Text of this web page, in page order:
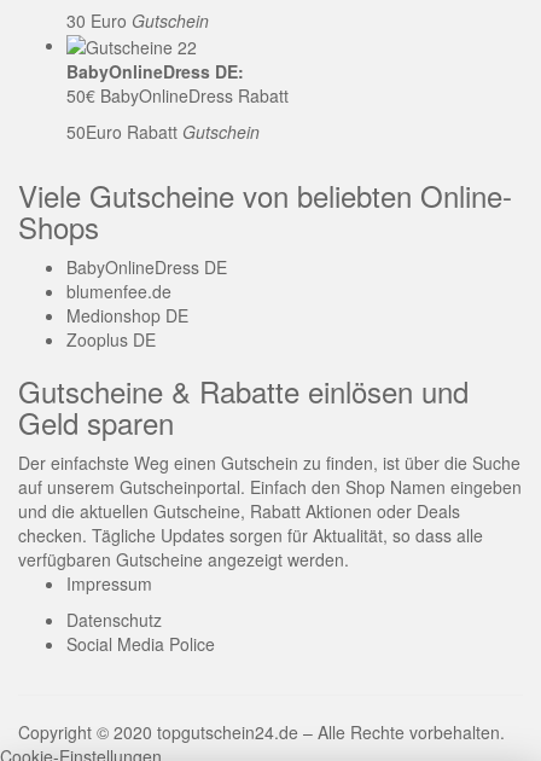
30 Euro Gutschein
BabyOnlineDress DE:
50€ BabyOnlineDress Rabatt
50Euro Rabatt Gutschein
Viele Gutscheine von beliebten Online-
Shops
BabyOnlineDress DE
blumenfee.de
Medionshop DE
Zooplus DE
Gutscheine & Rabatte einlösen und
Geld sparen
Der einfachste Weg einen Gutschein zu finden, ist über die Suche
auf unserem Gutscheinportal. Einfach den Shop Namen eingeben
und die aktuellen Gutscheine, Rabatt Aktionen oder Deals
checken. Tägliche Updates sorgen für Aktualität, so dass alle
verfügbaren Gutscheine angezeigt werden.
Impressum
Datenschutz
Social Media Police
Copyright © 2020 topgutschein24.de – Alle Rechte vorbehalten.